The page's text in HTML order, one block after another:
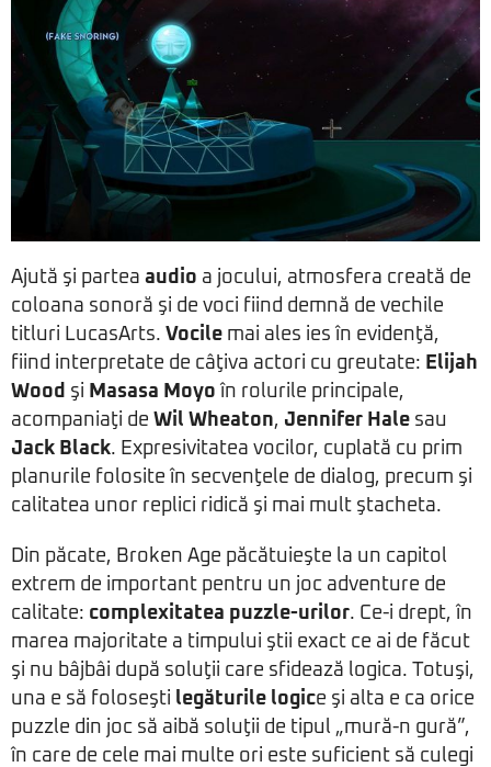
Ajută şi partea audio a jocului, atmosfera creată de
coloana sonoră şi de voci fiind demnă de vechile
titluri LucasArts. Vocile mai ales ies în evidenţă,
fiind interpretate de câţiva actori cu greutate: Elijah
Wood şi Masasa Moyo în rolurile principale,
acompaniaţi de Wil Wheaton, Jennifer Hale sau
Jack Black. Expresivitatea vocilor, cuplată cu prim
planurile folosite în secvenţele de dialog, precum şi
calitatea unor replici ridică şi mai mult ştacheta.
Din păcate, Broken Age păcătuieşte la un capitol
extrem de important pentru un joc adventure de
calitate: complexitatea puzzle-urilor. Ce-i drept, în
marea majoritate a timpului ştii exact ce ai de făcut
şi nu bâjbâi după soluţii care sfidează logica. Totuşi,
una e să foloseşti legăturile logice şi alta e ca orice
puzzle din joc să aibă soluţii de tipul „mură-n gură”,
în care de cele mai multe ori este suficient să culegi